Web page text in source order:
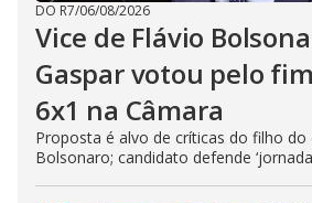
DO R7/06/08/2026
Vice de Flávio
Gaspar votou pelo
6x1 na Câmara
Proposta é alvo de críticas do filho do
Bolsonaro; candidato defende